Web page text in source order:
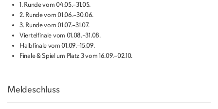
1. Runde vom 04.05.–31.05.
2. Runde vom 01.06.–30.06.
3. Runde vom 01.07.–31.07.
Viertelfinale vom 01.08.–31.08.
Halbfinale vom 01.09.–15.09.
Finale & Spiel um Platz 3 vom 16.09.–02.10.
Meldeschluss